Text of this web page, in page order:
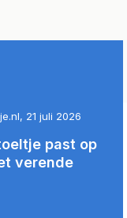
21 juli 2026
past op
verende